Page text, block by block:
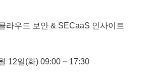
라우드 보안 & SECaaS 인사이트
12일(화) 09:00 ~ 17:30